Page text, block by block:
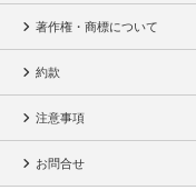
著作権・商標について
約款
注意事項
お問合せ